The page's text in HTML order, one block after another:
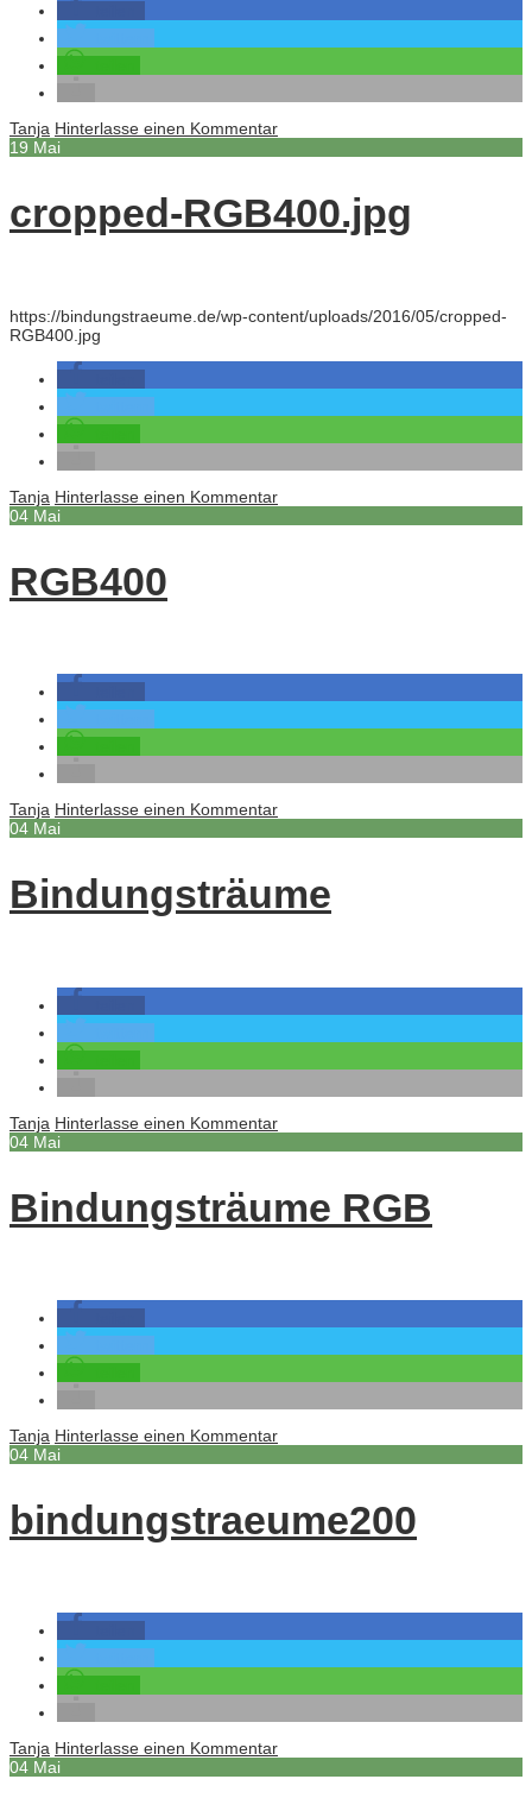
Tanja Hinterlasse einen Kommentar
19 Mai
cropped-RGB400.jpg
https://bindungstraeume.de/wp-content/uploads/2016/05/cropped-
RGB400.jpg
Tanja Hinterlasse einen Kommentar
04 Mai
RGB400
Tanja Hinterlasse einen Kommentar
04 Mai
Bindungsträume
Tanja Hinterlasse einen Kommentar
04 Mai
Bindungsträume RGB
Tanja Hinterlasse einen Kommentar
04 Mai
bindungstraeume200
Tanja Hinterlasse einen Kommentar
04 Mai